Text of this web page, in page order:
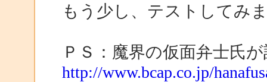
もう少し、テストしてみ
ＰＳ：魔界の仮面弁士氏
http://www.bcap.co.jp/